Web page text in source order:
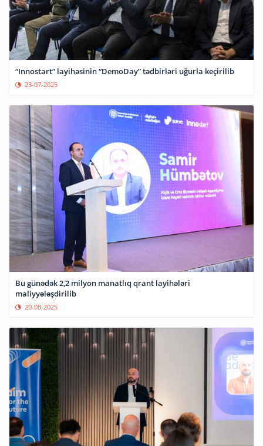
“Innostart” layihəsinin “DemoDay” tədbirləri uğurla keçirilib
23-07-2025
Bu günədək 2,2 milyon manatlıq qrant layihələri
maliyyələşdirilib
20-08-2025